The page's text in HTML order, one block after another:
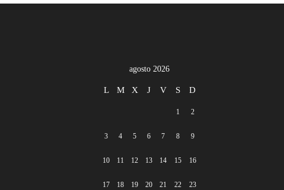
agosto 2026
L M X J V S D
1 2
3 4 5 6 7 8 9
10 11 12 13 14 15 16
17 18 19 20 21 22 23